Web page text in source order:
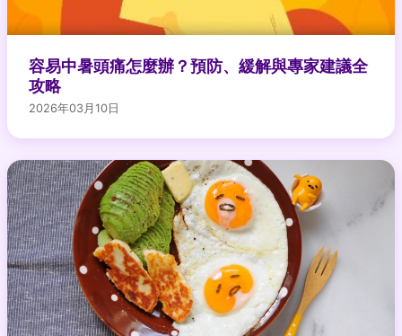
容易中暑頭痛怎麼辦？預防、緩解與專家建議全
攻略
2026年03月10日